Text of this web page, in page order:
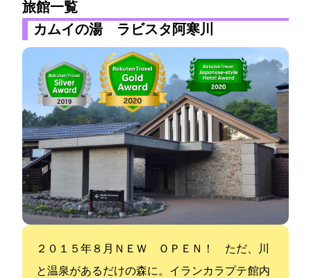
旅館一覧
カムイの湯 ラビスタ阿寒川
２０１５年８月ＮＥＷ ＯＰＥＮ！ ただ、川
と温泉があるだけの森に。“イランカラプテ” 館内